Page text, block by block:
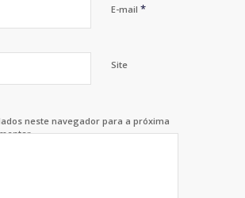
E-mail *
Site
neste navegador para a próxima